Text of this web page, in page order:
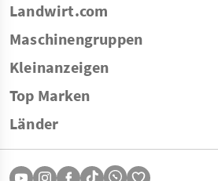
Landwirt.com
Maschinengruppen
Kleinanzeigen
Top Marken
Länder